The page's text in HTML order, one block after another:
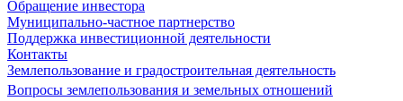
Обращение инвестора
Муниципально-частное партнерство
Поддержка инвестиционной деятельности
Контакты
Землепользование и градостроительная деятельность
Вопросы землепользования и земельных отношений